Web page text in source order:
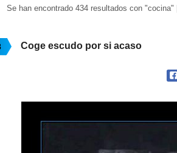
Se han encontrado 434 resultados con "cocina" |
Coge escudo por si acaso